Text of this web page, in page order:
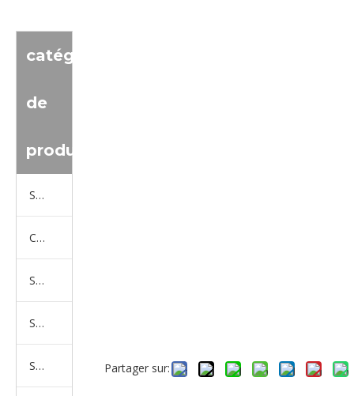
catégorie
de
produit
Série de camions Sinotruk
Camion Shacman Série
Série de camions SAIC-lveco Hongyan
Série de camions Foton Auman
Série de camions FAW Jiefang Partager sur: